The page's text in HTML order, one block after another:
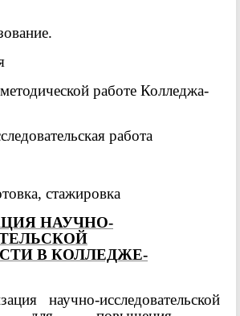
работе Колледжа-
работа
стажировка
НАУЧНО-
В КОЛЛЕДЖЕ-
научно-исследовательской